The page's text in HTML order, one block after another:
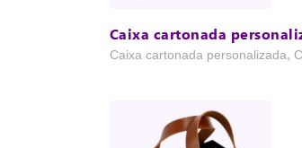
Caixa cartonada
Caixa cartonada personalizada,